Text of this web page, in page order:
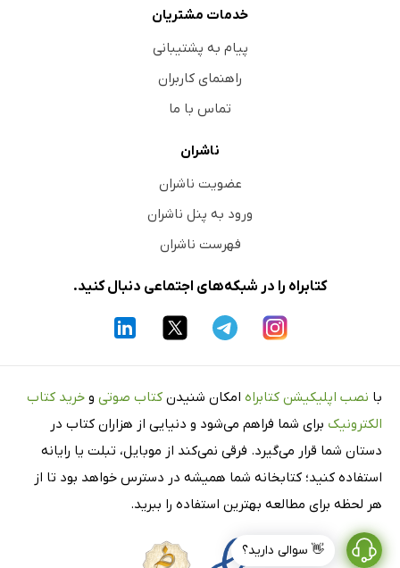
👋 سوالی دارید؟
خدمات مشتریان
پیام به پشتیبانی
راهنمای کاربران
تماس با ما
ناشران
عضویت ناشران
ورود به پنل ناشران
فهرست ناشران
کتابراه را در شبکه‌های اجتماعی دنبال کنید.
با نصب اپلیکیشن کتابراه امکان شنیدن کتاب صوتی و خرید کتاب
الکترونیک برای شما فراهم می‌شود و دنیایی از هزاران کتاب در
دستان شما قرار می‌گیرد. فرقی نمی‌کند از موبایل، تبلت یا رایانه
استفاده کنید؛ کتابخانه شما همیشه در دسترس خواهد بود تا از
هر لحظه برای مطالعه بهترین استفاده را ببرید.